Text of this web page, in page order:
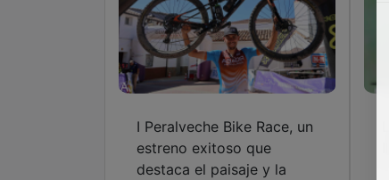
I Peralveche Bike Race, un
estreno exitoso que
destaca el paisaje y la